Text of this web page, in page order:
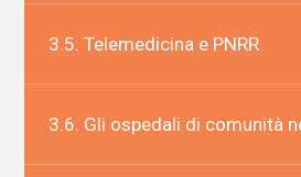
3.5. Telemedicina e PNRR
3.6. Gli ospedali di comunità